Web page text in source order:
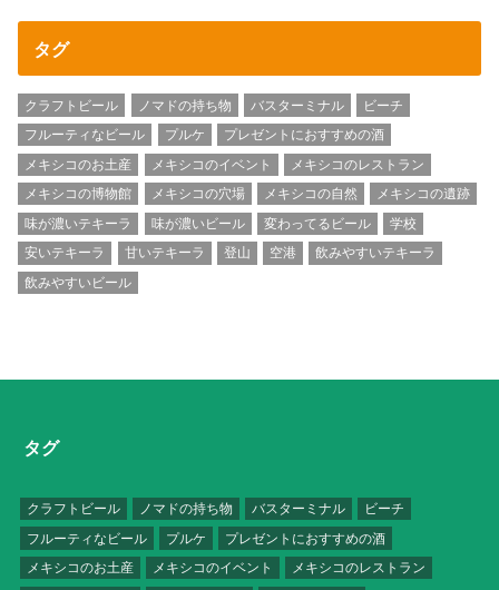
タグ
クラフトビール ノマドの持ち物 バスターミナル
ビーチ
フルーティなビール
プルケ
プレゼントにおすすめの酒
メキシコのお土産
メキシコのイベント
メキシコのレストラン
メキシコの博物館
メキシコの穴場 メキシコの自然
メキシコの遺跡
味が濃いテキーラ
味が濃いビール 変わってるビール
学校
安いテキーラ
甘いテキーラ 登山 空港
飲みやすいテキーラ
飲みやすいビール
タグ
クラフトビール ノマドの持ち物 バスターミナル
ビーチ
フルーティなビール
プルケ
プレゼントにおすすめの酒
メキシコのお土産
メキシコのイベント
メキシコのレストラン